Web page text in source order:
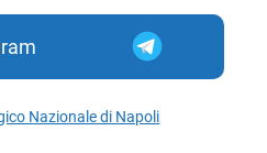
Nazionale di Napoli